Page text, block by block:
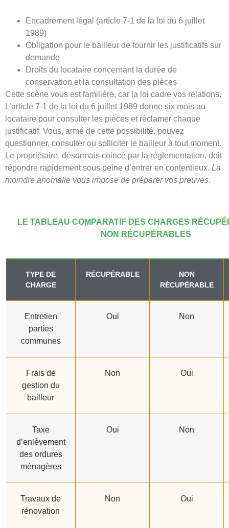
Encadrement légal (article 7-1 de la loi du 6 juillet
1989)
Obligation pour le bailleur de fournir les justificatifs sur
demande
Droits du locataire concernant la durée de
conservation et la consultation des pièces
Cette scène vous est familière, car la loi cadre vos relations.
L’article 7-1 de la loi du 6 juillet 1989 donne six mois au
locataire pour consulter les pièces et réclamer chaque
justificatif. Vous, armé de cette possibilité, pouvez
questionner, consulter ou solliciter le bailleur à tout moment.
Le propriétaire, désormais coincé par la réglementation, doit
répondre rapidement sous peine d’entrer en contentieux. La
moindre anomalie vous impose de préparer vos preuves.
LE TABLEAU COMPARATIF DES CHARGES
NON RÉCUPÉRABLES
TYPE DE
CHARGE
RÉCUPÉRABLE
NON
RÉCUPÉRABLE
Entretien
parties
communes
Oui Non
Frais de
gestion du
bailleur
Non Oui
Taxe
d’enlèvement
des ordures
ménagères
Oui Non
Travaux de
rénovation
Non Oui